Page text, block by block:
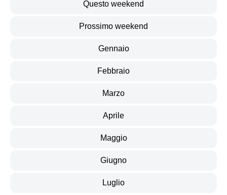
Questo weekend
Prossimo weekend
Gennaio
Febbraio
Marzo
Aprile
Maggio
Giugno
Luglio